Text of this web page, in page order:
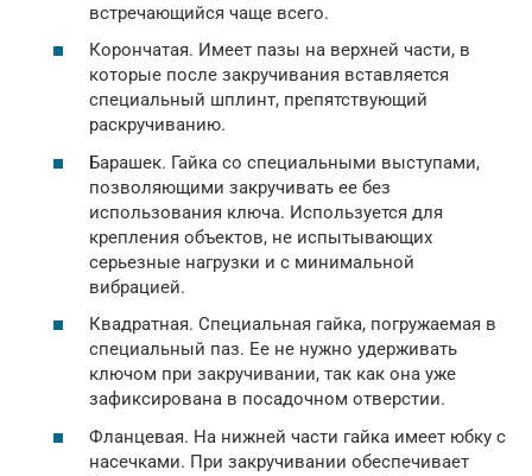
встречающийся чаще всего.
Корончатая. Имеет пазы на верхней части, в
которые после закручивания вставляется
специальный шплинт, препятствующий
раскручиванию.
Барашек. Гайка со специальными выступами,
позволяющими закручивать ее без
использования ключа. Используется для
крепления объектов, не испытывающих
серьезные нагрузки и с минимальной
вибрацией.
Квадратная. Специальная гайка, погружаемая в
специальный паз. Ее не нужно удерживать
ключом при закручивании, так как она уже
зафиксирована в посадочном отверстии.
Фланцевая. На нижней части гайка имеет юбку с
насечками. При закручивании обеспечивает